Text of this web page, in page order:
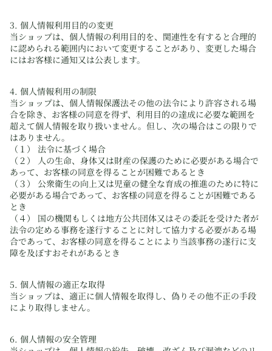
3. 個人情報利用目的の変更
当ショップは、個人情報の利用目的を、関連性を有すると合理的
に認められる範囲内において変更することがあり、変更した場合
にはお客様に通知又は公表します。
4. 個人情報利用の制限
当ショップは、個人情報保護法その他の法令により許容される場
合を除き、お客様の同意を得ず、利用目的の達成に必要な範囲を
超えて個人情報を取り扱いません。但し、次の場合はこの限りで
はありません。
（１） 法令に基づく場合
（２） 人の生命、身体又は財産の保護のために必要がある場合で
あって、お客様の同意を得ることが困難であるとき
（３） 公衆衛生の向上又は児童の健全な育成の推進のために特に
必要がある場合であって、お客様の同意を得ることが困難である
とき
（４） 国の機関もしくは地方公共団体又はその委託を受けた者が
法令の定める事務を遂行することに対して協力する必要がある場
合であって、お客様の同意を得ることにより当該事務の遂行に支
障を及ぼすおそれがあるとき
5. 個人情報の適正な取得
当ショップは、適正に個人情報を取得し、偽りその他不正の手段
により取得しません。
6. 個人情報の安全管理